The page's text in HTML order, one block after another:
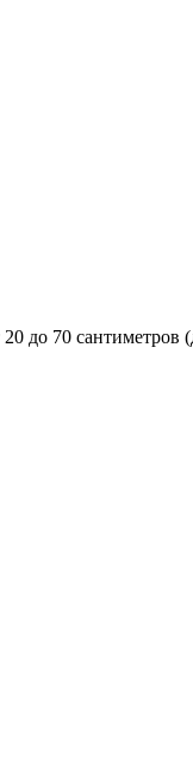
до 70 сантиметров